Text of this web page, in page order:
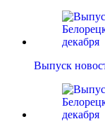
Выпуск